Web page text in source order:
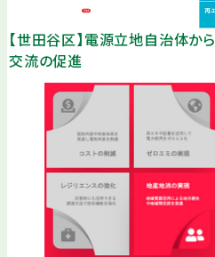
【世田谷区】電源立地自治体か
交流の促進